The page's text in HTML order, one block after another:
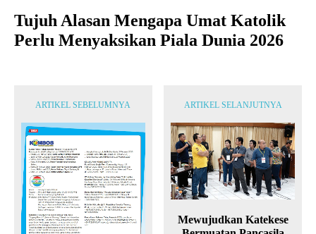
Tujuh Alasan Mengapa Umat Katolik
Perlu Menyaksikan Piala Dunia 2026
ARTIKEL SEBELUMNYA ARTIKEL SELANJUTNYA
Mewujudkan Katekese